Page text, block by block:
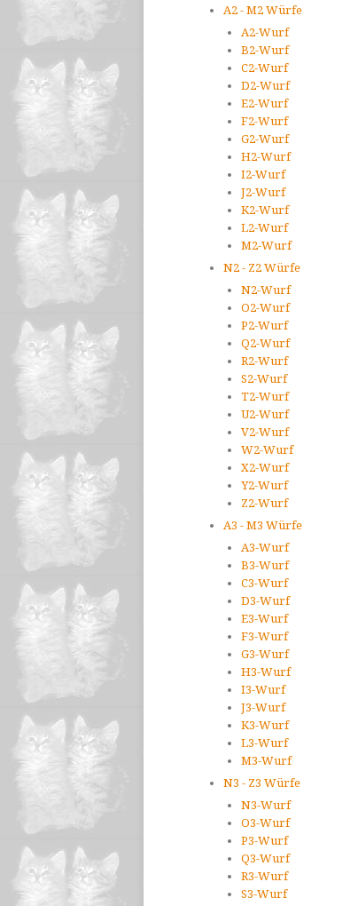
A2 - M2 Würfe
A2-Wurf
B2-Wurf
C2-Wurf
D2-Wurf
E2-Wurf
F2-Wurf
G2-Wurf
H2-Wurf
I2-Wurf
J2-Wurf
K2-Wurf
L2-Wurf
M2-Wurf
N2 - Z2 Würfe
N2-Wurf
O2-Wurf
P2-Wurf
Q2-Wurf
R2-Wurf
S2-Wurf
T2-Wurf
U2-Wurf
V2-Wurf
W2-Wurf
X2-Wurf
Y2-Wurf
Z2-Wurf
A3 - M3 Würfe
A3-Wurf
B3-Wurf
C3-Wurf
D3-Wurf
E3-Wurf
F3-Wurf
G3-Wurf
H3-Wurf
I3-Wurf
J3-Wurf
K3-Wurf
L3-Wurf
M3-Wurf
N3 - Z3 Würfe
N3-Wurf
O3-Wurf
P3-Wurf
Q3-Wurf
R3-Wurf
S3-Wurf